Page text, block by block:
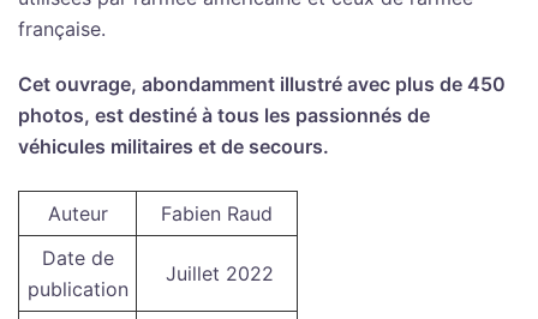
française.
Cet ouvrage, abondamment illustré avec plus de 450
photos, est destiné à tous les passionnés de
véhicules militaires et de secours.
Auteur
Fabien Raud
Date de
publication
Juillet 2022